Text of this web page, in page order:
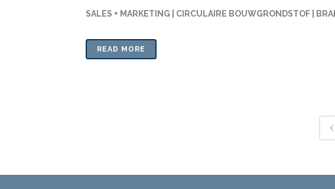
SALES + MARKETING | CIRCULAIRE BOUWGRONDSTOF |
READ MORE